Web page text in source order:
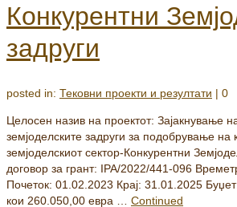
Конкурентни
задруги
posted in: Тековни проекти и резултати | 0
Целосен назив на проектот: Зајакнување
земјоделските задруги за подобрување на
земјоделскиот сектор-Конкурентни
договор за грант: IPA/2022/441-096
Почеток: 01.02.2023 Крај: 31.01.2025
кои 260.050,00 евра … Continued